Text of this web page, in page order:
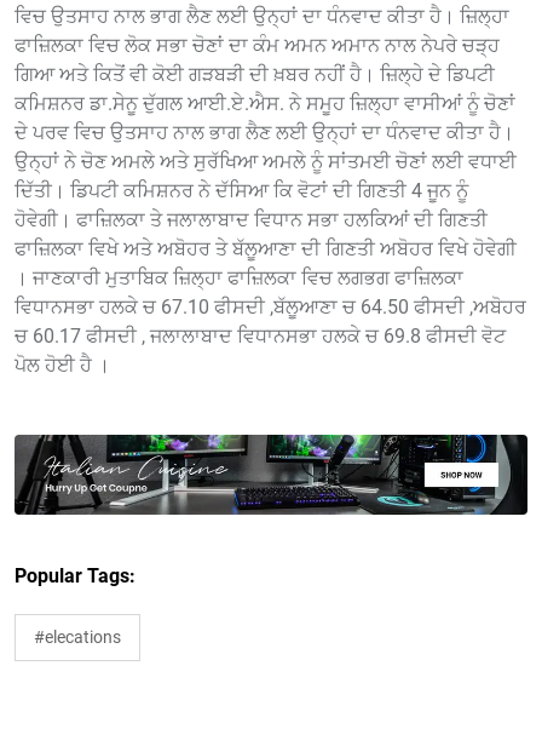
ਵਿਚ ਉਤਸਾਹ ਨਾਲ ਭਾਗ ਲੈਣ ਲਈ ਉਨ੍ਹਾਂ ਦਾ ਧੰਨਵਾਦ ਕੀਤਾ ਹੈ। ਜ਼ਿਲ੍ਹਾ
ਫਾਜ਼ਿਲਕਾ ਵਿਚ ਲੋਕ ਸਭਾ ਚੋਣਾਂ ਦਾ ਕੰਮ ਅਮਨ ਅਮਾਨ ਨਾਲ ਨੇਪਰੇ ਚੜ੍ਹ
ਗਿਆ ਅਤੇ ਕਿਤੋਂ ਵੀ ਕੋਈ ਗੜਬੜੀ ਦੀ ਖ਼ਬਰ ਨਹੀਂ ਹੈ। ਜ਼ਿਲ੍ਹੇ ਦੇ ਡਿਪਟੀ
ਕਮਿਸ਼ਨਰ ਡਾ.ਸੇਨੂ ਦੁੱਗਲ ਆਈ.ਏ.ਐਸ. ਨੇ ਸਮੂਹ ਜ਼ਿਲ੍ਹਾ ਵਾਸੀਆਂ ਨੂੰ ਚੋਣਾਂ
ਦੇ ਪਰਵ ਵਿਚ ਉਤਸਾਹ ਨਾਲ ਭਾਗ ਲੈਣ ਲਈ ਉਨ੍ਹਾਂ ਦਾ ਧੰਨਵਾਦ ਕੀਤਾ ਹੈ।
ਉਨ੍ਹਾਂ ਨੇ ਚੋਣ ਅਮਲੇ ਅਤੇ ਸੁਰੱਖਿਆ ਅਮਲੇ ਨੂੰ ਸਾਂਤਮਈ ਚੋਣਾਂ ਲਈ ਵਧਾਈ
ਦਿੱਤੀ। ਡਿਪਟੀ ਕਮਿਸ਼ਨਰ ਨੇ ਦੱਸਿਆ ਕਿ ਵੋਟਾਂ ਦੀ ਗਿਣਤੀ 4 ਜੂਨ ਨੂੰ
ਹੋਵੇਗੀ। ਫਾਜ਼ਿਲਕਾ ਤੇ ਜਲਾਲਾਬਾਦ ਵਿਧਾਨ ਸਭਾ ਹਲਕਿਆਂ ਦੀ ਗਿਣਤੀ
ਫਾਜ਼ਿਲਕਾ ਵਿਖੇ ਅਤੇ ਅਬੋਹਰ ਤੇ ਬੱਲੂਆਣਾ ਦੀ ਗਿਣਤੀ ਅਬੋਹਰ ਵਿਖੇ ਹੋਵੇਗੀ
। ਜਾਣਕਾਰੀ ਮੁਤਾਬਿਕ ਜ਼ਿਲ੍ਹਾ ਫਾਜ਼ਿਲਕਾ ਵਿਚ ਲਗਭਗ ਫਾਜ਼ਿਲਕਾ
ਵਿਧਾਨਸਭਾ ਹਲਕੇ ਚ 67.10 ਫੀਸਦੀ ,ਬੱਲੂਆਣਾ ਚ 64.50 ਫੀਸਦੀ ,ਅਬੋਹਰ
ਚ 60.17 ਫੀਸਦੀ , ਜਲਾਲਾਬਾਦ ਵਿਧਾਨਸਭਾ ਹਲਕੇ ਚ 69.8 ਫੀਸਦੀ ਵੋਟ
ਪੋਲ ਹੋਈ ਹੈ ।
Popular Tags:
#elecations